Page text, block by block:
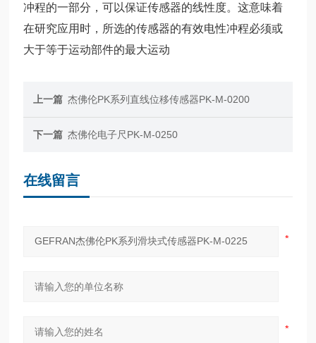
冲程的一部分，可以保证传感器的线性度。这意味着
在研究应用时，所选的传感器的有效电性冲程必须或
大于等于运动部件的最大运动
上一篇 杰佛伦PK系列直线位移传感器PK-M-0200
下一篇 杰佛伦电子尺PK-M-0250
在线留言